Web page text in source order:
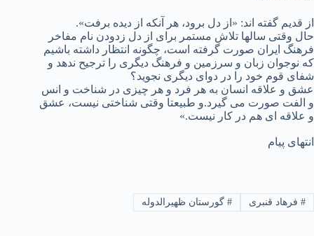
از قدیم گفته اند: «از دل برود، هر آنکه از دیده برفت».
حال وقتی سالها تلاش مستمر برای از دل زدودن نام مفاخر
فرهنگ ایران صورت گرفته است، چگونه انتظار داشته باشیم
که نوجوان زبان و سرزمین و فرهنگ دیگری را ترجیح ندهد و
شفای قوم خود را در دوای دیگری نجوید؟
عشق و علاقه انسان به هر فرد و هر چیزی در شناخت و انس
و الفت صورت می گیرد.و طبیعتا وقتی شناختی نیست، عشق
و علاقه ای هم در کار نیست.»
انتهای پیام
#فرهاد قنبری #گورستان ظهیرالدوله